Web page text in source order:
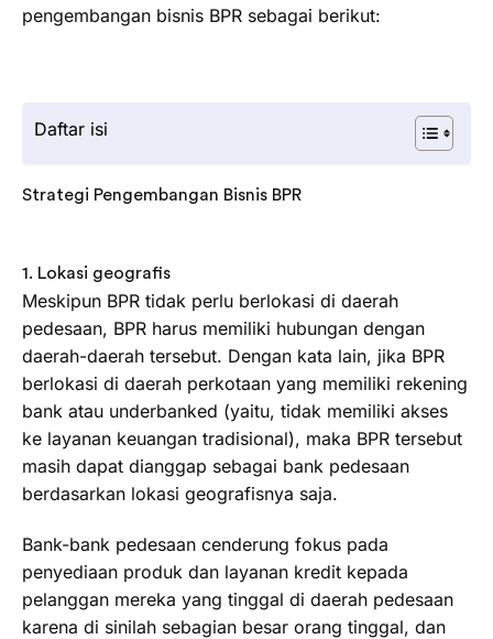
pengembangan bisnis BPR sebagai berikut:
Daftar isi
Strategi Pengembangan Bisnis BPR
1. Lokasi geografis
Meskipun BPR tidak perlu berlokasi di daerah
pedesaan, BPR harus memiliki hubungan dengan
daerah-daerah tersebut. Dengan kata lain, jika BPR
berlokasi di daerah perkotaan yang memiliki rekening
bank atau underbanked (yaitu, tidak memiliki akses
ke layanan keuangan tradisional), maka BPR tersebut
masih dapat dianggap sebagai bank pedesaan
berdasarkan lokasi geografisnya saja.
Bank-bank pedesaan cenderung fokus pada
penyediaan produk dan layanan kredit kepada
pelanggan mereka yang tinggal di daerah pedesaan
karena di sinilah sebagian besar orang tinggal, dan